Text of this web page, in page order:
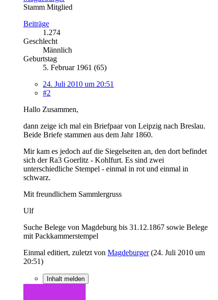
Stamm Mitglied
Beiträge
1.274
Geschlecht
Männlich
Geburtstag
5. Februar 1961 (65)
24. Juli 2010 um 20:51
#2
Hallo Zusammen,
dann zeige ich mal ein Briefpaar von Leipzig nach Breslau.
Beide Briefe stammen aus dem Jahr 1860.
Mir kam es jedoch auf die Siegelseiten an, den dort befindet
sich der Ra3 Goerlitz - Kohlfurt. Es sind zwei
unterschiedliche Stempel - einmal in rot und einmal in
schwarz.
Mit freundlichem Sammlergruss
Ulf
Suche Belege von Magdeburg bis 31.12.1867 sowie Belege
mit Packkammerstempel
Einmal editiert, zuletzt von Magdeburger(24. Juli 2010 um
20:51)
Inhalt melden